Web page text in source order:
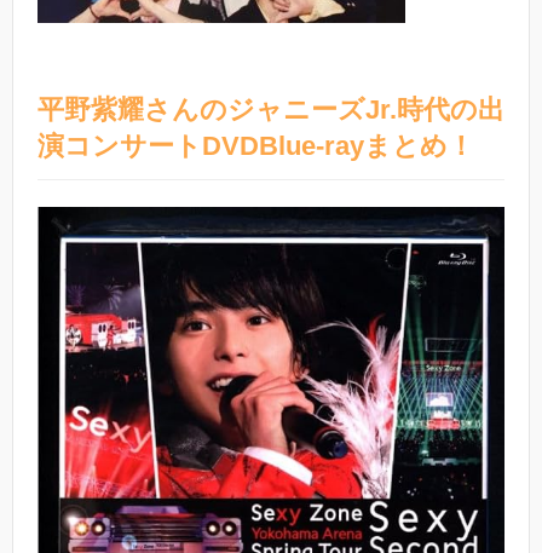
平野紫耀さんのジャニーズJr.時代の出
演コンサートDVDBlue-rayまとめ！